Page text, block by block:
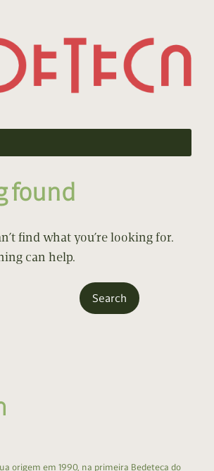
found
find what you’re looking for.
can help.
origem em 1990, na primeira Bedeteca do